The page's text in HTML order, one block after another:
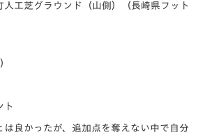
人工芝グラウンド（山側）（長崎県フット
ト
は良かったが、追加点を奪えない中で自分